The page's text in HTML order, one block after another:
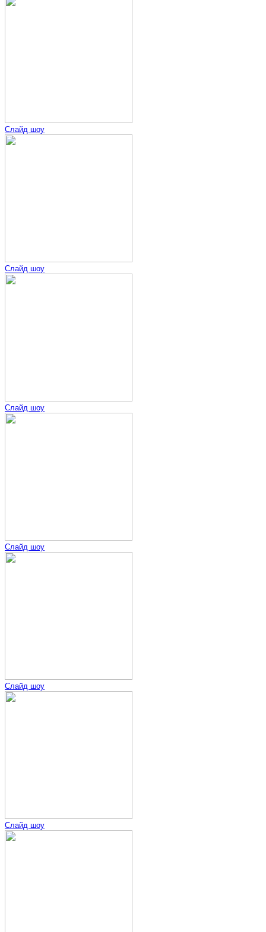
Слайд шоу
Слайд шоу
Слайд шоу
Слайд шоу
Слайд шоу
Слайд шоу